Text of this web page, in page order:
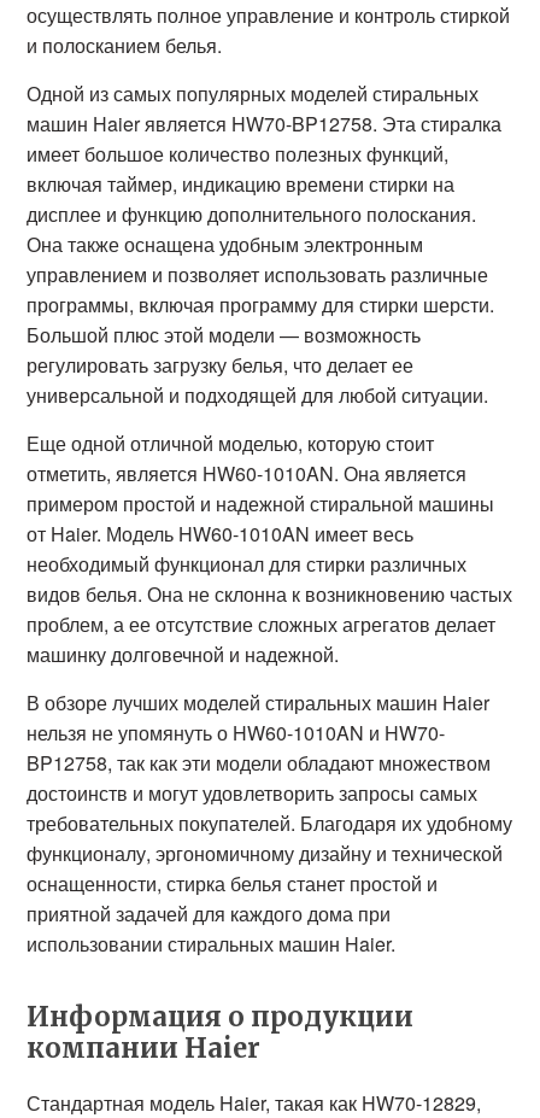
осуществлять полное управление и контроль стиркой
и полосканием белья.
Одной из самых популярных моделей стиральных
машин Haier является HW70-BP12758. Эта стиралка
имеет большое количество полезных функций,
включая таймер, индикацию времени стирки на
дисплее и функцию дополнительного полоскания.
Она также оснащена удобным электронным
управлением и позволяет использовать различные
программы, включая программу для стирки шерсти.
Большой плюс этой модели — возможность
регулировать загрузку белья, что делает ее
универсальной и подходящей для любой ситуации.
Еще одной отличной моделью, которую стоит
отметить, является HW60-1010AN. Она является
примером простой и надежной стиральной машины
от Haier. Модель HW60-1010AN имеет весь
необходимый функционал для стирки различных
видов белья. Она не склонна к возникновению частых
проблем, а ее отсутствие сложных агрегатов делает
машинку долговечной и надежной.
В обзоре лучших моделей стиральных машин Haier
нельзя не упомянуть о HW60-1010AN и HW70-
BP12758, так как эти модели обладают множеством
достоинств и могут удовлетворить запросы самых
требовательных покупателей. Благодаря их удобному
функционалу, эргономичному дизайну и технической
оснащенности, стирка белья станет простой и
приятной задачей для каждого дома при
использовании стиральных машин Haier.
Информация о продукции
компании Haier
Стандартная модель Haier, такая как HW70-12829,